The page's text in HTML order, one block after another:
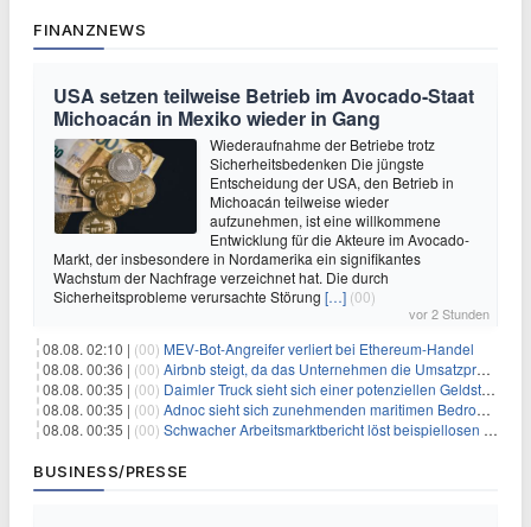
FINANZNEWS
USA setzen teilweise Betrieb im Avocado-Staat
Michoacán in Mexiko wieder in Gang
Wiederaufnahme der Betriebe trotz
Sicherheitsbedenken Die jüngste
Entscheidung der USA, den Betrieb in
Michoacán teilweise wieder
aufzunehmen, ist eine willkommene
Entwicklung für die Akteure im Avocado-
Markt, der insbesondere in Nordamerika ein signifikantes
Wachstum der Nachfrage verzeichnet hat. Die durch
Sicherheitsprobleme verursachte Störung […] (00)
vor 2 Stunden
08.08. 02:10 | (00) MEV-Bot-Angreifer verliert bei Ethereum-Handel
08.08. 00:36 | (00) Airbnb steigt, da das Unternehmen die Umsatzprognose anhebt und starkes Wachstum signalisiert
08.08. 00:35 | (00) Daimler Truck sieht sich einer potenziellen Geldstrafe von 1 Milliarde Euro aufgrund von EU-Emissionsvorschriften gegenüber
08.08. 00:35 | (00) Adnoc sieht sich zunehmenden maritimen Bedrohungen angesichts regionaler Spannungen gegenüber
08.08. 00:35 | (00) Schwacher Arbeitsmarktbericht löst beispiellosen Börsenanstieg aus
BUSINESS/PRESSE